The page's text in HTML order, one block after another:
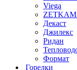
Viega
Декаст
Джилекс
Ридан
Формат
Горелки